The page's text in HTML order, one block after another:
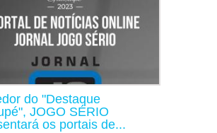
do "Destaque
JOGO SÉRIO
os portais de...